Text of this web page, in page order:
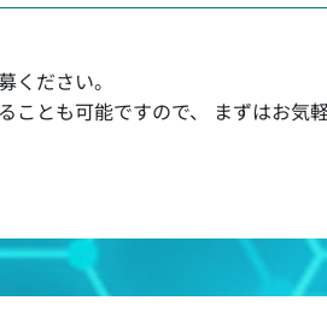
ださい。
とも可能ですので、 まずはお気